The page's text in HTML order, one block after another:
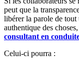
peut que la
libérer la parole de
authentique des
consultant en
Celui-ci pourra :